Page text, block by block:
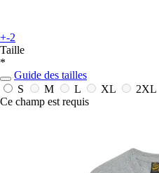
+-2
Taille
*
Guide des tailles
S
M L XL 2XL
Ce champ est requis